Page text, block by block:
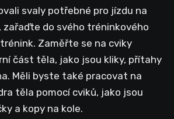
svaly potřebné pro jízdu na
zařaďte do svého tréninkového
Zaměřte se na cviky
část těla, jako jsou kliky, přítahy
Měli byste také pracovat na
těla pomocí cviků, jako jsou
a kopy na kole.